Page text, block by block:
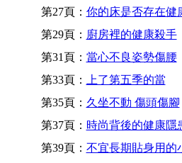
第27頁： 你的床是否存在健
第29頁： 廚房裡的健康殺手
第31頁： 當心不良姿勢傷腰
第33頁：
上了第五季的當
第35頁： 久坐不動 傷頭傷腳
第37頁： 時尚背後的健康隱
第39頁： 不宜長期貼身用的